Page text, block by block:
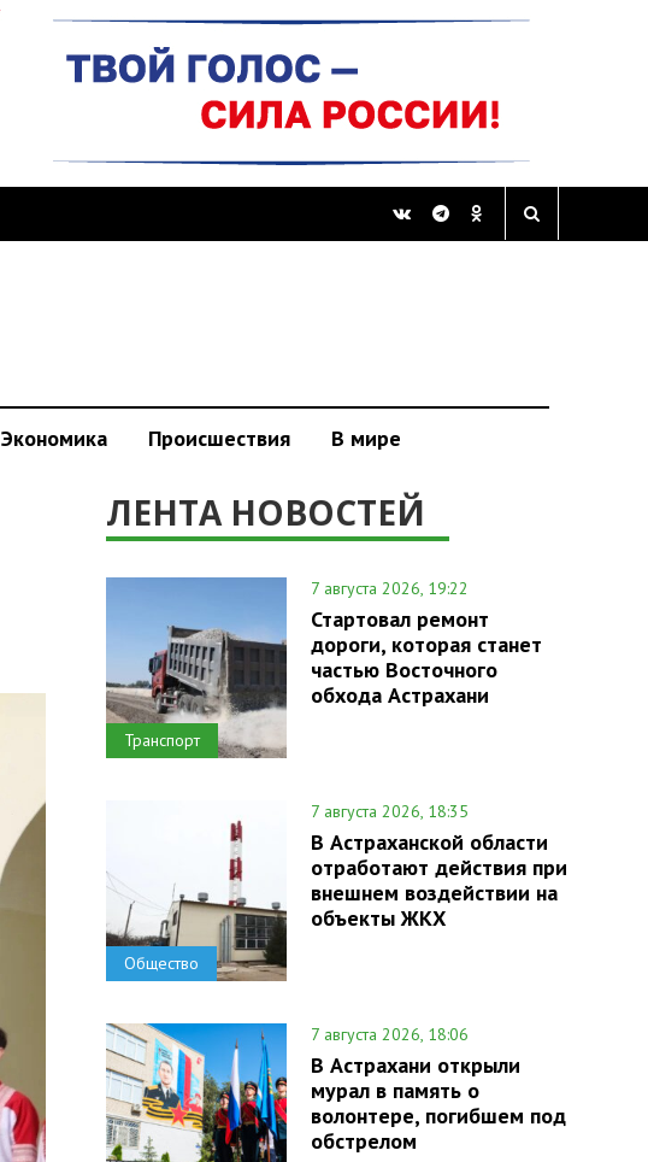
Экономика Происшествия В мире
ЛЕНТА НОВОСТЕЙ
Транспорт
7 августа 2026, 19:22
Стартовал ремонт
дороги, которая станет
частью Восточного
обхода Астрахани
Общество
7 августа 2026, 18:35
В Астраханской области
отработают действия при
внешнем воздействии на
объекты ЖКХ
7 августа 2026, 18:06
В Астрахани открыли
мурал в память о
волонтере, погибшем под
обстрелом